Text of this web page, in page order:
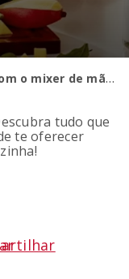
O que fazer com o mixer de mão? Conheça todas as funcionalidades
tudo que
te oferecer